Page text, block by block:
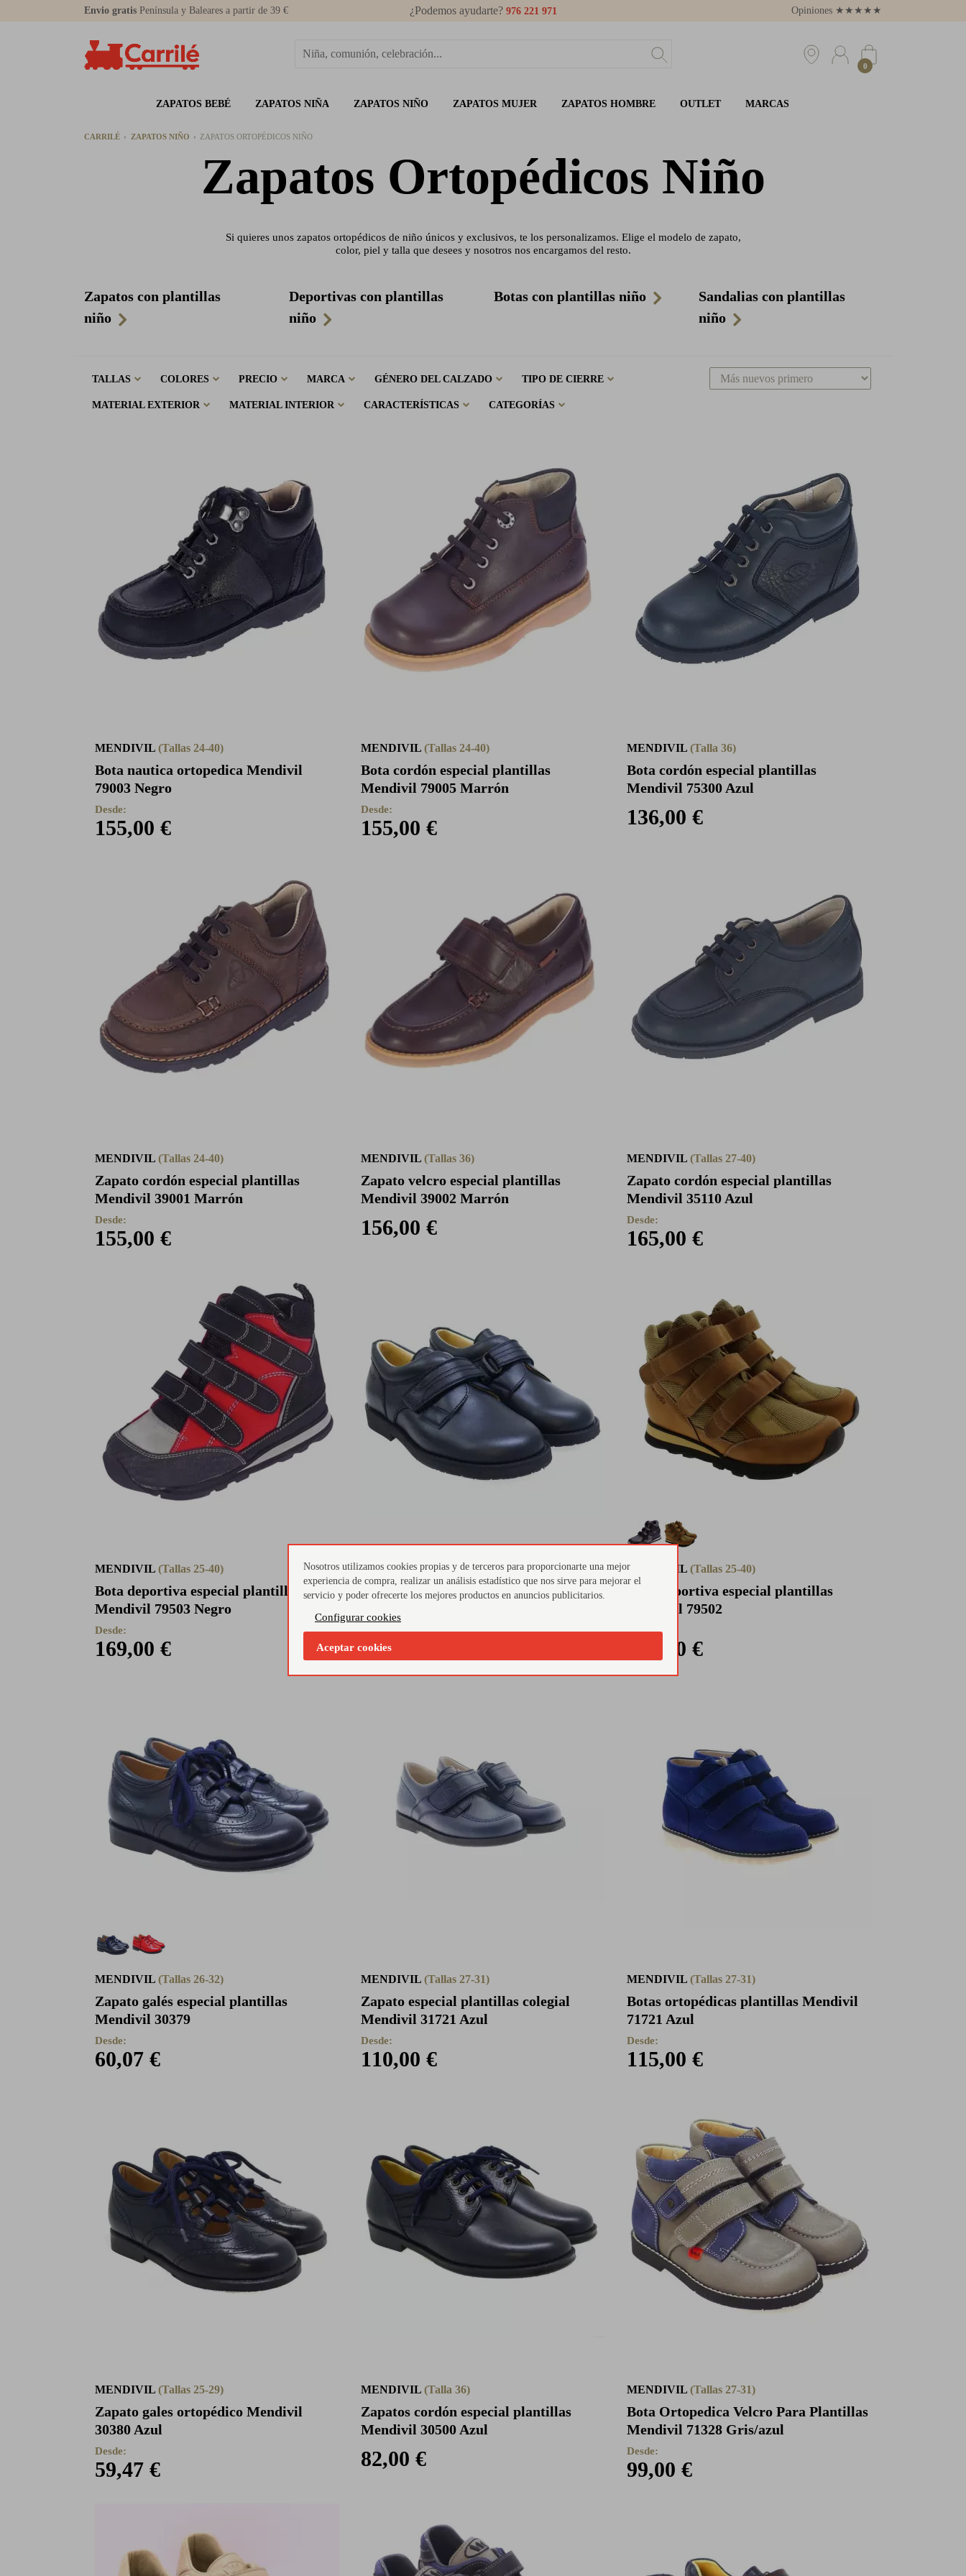
Envio gratis Península y Baleares a partir de 39 € ¿Podemos ayudarte? 976 221 971 Opiniones ★ ★ ★ ★ ★
0
ZAPATOS BEBÉ ZAPATOS NIÑA ZAPATOS NIÑO ZAPATOS MUJER ZAPATOS HOMBRE OUTLET MARCAS
CARRILÉ ZAPATOS NIÑO ZAPATOS ORTOPÉDICOS NIÑO
Zapatos Ortopédicos Niño
Si quieres unos zapatos ortopédicos de niño únicos y exclusivos, te los personalizamos. Elige el modelo de zapato,
color, piel y talla que desees y nosotros nos encargamos del resto.
Zapatos con plantillas
niño
Deportivas con plantillas
niño
Botas con plantillas niño
Sandalias con plantillas
niño
TALLAS COLORES PRECIO MARCA GÉNERO DEL CALZADO TIPO DE CIERRE
MATERIAL EXTERIOR MATERIAL INTERIOR CARACTERÍSTICAS CATEGORÍAS
MENDIVIL (Tallas 24-40)
Bota nautica ortopedica Mendivil
79003 Negro
Desde:
155,00 €
MENDIVIL (Tallas 24-40)
Bota cordón especial plantillas
Mendivil 79005 Marrón
Desde:
155,00 €
MENDIVIL (Talla 36)
Bota cordón especial plantillas
Mendivil 75300 Azul
136,00 €
MENDIVIL (Tallas 24-40)
Zapato cordón especial plantillas
Mendivil 39001 Marrón
Desde:
155,00 €
MENDIVIL (Tallas 36)
Zapato velcro especial plantillas
Mendivil 39002 Marrón
156,00 €
MENDIVIL (Tallas 27-40)
Zapato cordón especial plantillas
Mendivil 35110 Azul
Desde:
165,00 €
MENDIVIL (Tallas 25-40)
Bota deportiva especial plantillas
Mendivil 79503 Negro
Desde:
169,00 €
MENDIVIL(Talla 28)
Zapato velcro ortopédico Mendivil
95,00 €
MENDIVIL (Tallas 25-40)
Bota deportiva especial plantillas
Mendivil 79502
Desde:
169,00 €
MENDIVIL (Tallas 26-32)
Zapato galés especial plantillas
Mendivil 30379
Desde:
60,07 €
MENDIVIL (Tallas 27-31)
Zapato especial plantillas colegial
Mendivil 31721 Azul
Desde:
110,00 €
MENDIVIL (Tallas 27-31)
Botas ortopédicas plantillas Mendivil
71721 Azul
Desde:
115,00 €
MENDIVIL (Tallas 25-29)
Zapato gales ortopédico Mendivil
30380 Azul
Desde:
59,47 €
MENDIVIL (Talla 36)
Zapatos cordón especial plantillas
Mendivil 30500 Azul
82,00 €
MENDIVIL (Tallas 27-31)
Bota Ortopedica Velcro Para Plantillas
Mendivil 71328 Gris/azul
Desde:
99,00 €
Nosotros utilizamos cookies propias y de terceros para proporcionarte una mejor
experiencia de compra, realizar un análisis estadístico que nos sirve para mejorar el
servicio y poder ofrecerte los mejores productos en anuncios publicitarios.
Configurar cookies
Aceptar cookies